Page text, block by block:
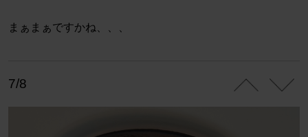
まぁまぁですかね、、、
7/8